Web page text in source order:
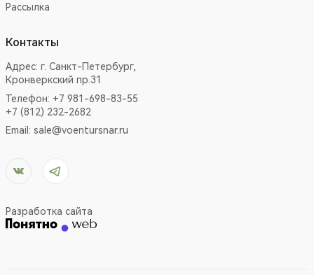
Рассылка
Контакты
Адрес: г. Санкт-Петербург,
Кронверкский пр.31
Телефон: +7 981-698-83-55
+7 (812) 232-2682
Email: sale@voentursnar.ru
Разработка сайта